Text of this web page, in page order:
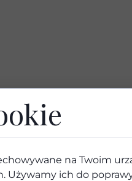
na Twoim
ich do poprawy